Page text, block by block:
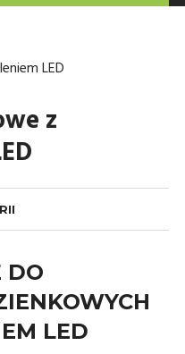
LED
z
DO
LED